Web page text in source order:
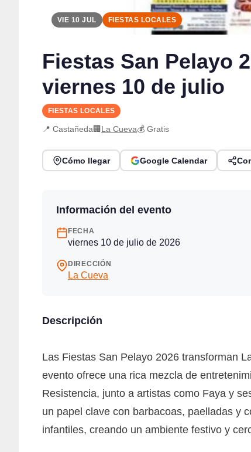
VIE 10 JUL FIESTAS LOCALES
Fiestas San Pelayo
viernes 10 de julio
FIESTAS LOCALES
📍 Castañeda🏢 La Cueva💰 Gratis
Cómo llegar Google Calendar
Información del evento
FECHA
viernes 10 de julio de 2026
DIRECCIÓN
La Cueva
Descripción
Las Fiestas San Pelayo 2026 transforman
evento ofrece una rica mezcla de
Resistencia, junto a artistas como Faya y
un papel clave con barbacoas, paelladas y
infantiles, creando un ambiente festivo y